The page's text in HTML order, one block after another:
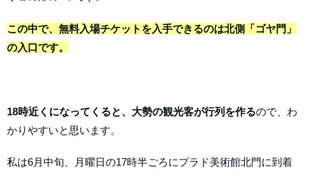
この中で、無料入場チケットを入手できるのは北側「ゴヤ門」
の入口です。
18時近くになってくると、大勢の観光客が行列を作るので、わ
かりやすいと思います。
私は6月中旬、月曜日の17時半ごろにプラド美術館北門に到着